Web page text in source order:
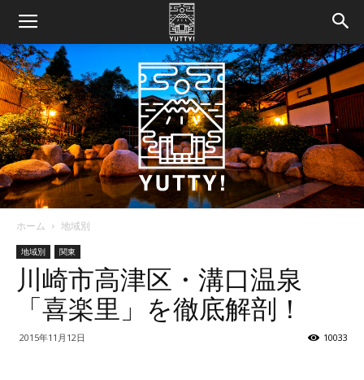
【ユ
ホーム 地域別
地域別 関東
川崎市高津区・溝口温泉
「喜楽里」を徹底解剖！
2015年11月12日 10033